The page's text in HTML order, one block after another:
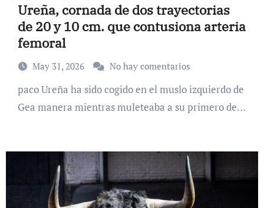
Ureña, cornada de dos trayectorias
de 20 y 10 cm. que contusiona arteria
femoral
May 31, 2026 No hay comentarios
paco Ureña ha sido cogido en el muslo izquierdo de
Gea manera mientras muleteaba a su primero de…